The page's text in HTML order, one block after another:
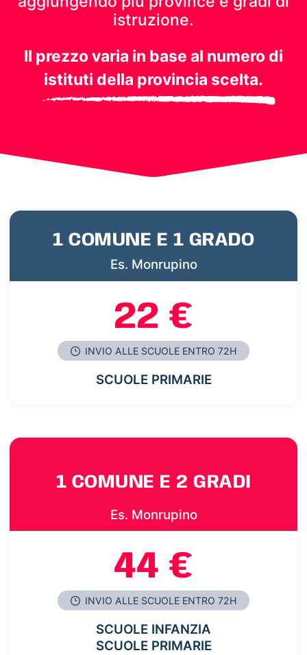
istruzione.
Il prezzo varia in base al numero di
istituti della provincia scelta.
1 COMUNE E 1 GRADO
Es. Monrupino
22 €
INVIO ALLE SCUOLE ENTRO 72H
SCUOLE PRIMARIE
1 COMUNE E 2 GRADI
Es. Monrupino
44 €
INVIO ALLE SCUOLE ENTRO 72H
SCUOLE INFANZIA
SCUOLE PRIMARIE